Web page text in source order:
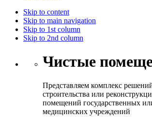
Skip to content
Skip to main navigation
Skip to 1st column
Skip to 2nd column
Чистые
Представляем комплекс
строительства или
помещений государственных
медицинских учреждений